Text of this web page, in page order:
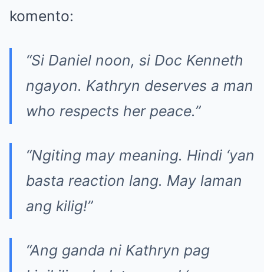
komento:
“Si Daniel noon, si Doc Kenneth
ngayon. Kathryn deserves a man
who respects her peace.”
“Ngiting may meaning. Hindi ‘yan
basta reaction lang. May laman
ang kilig!”
“Ang ganda ni Kathryn pag